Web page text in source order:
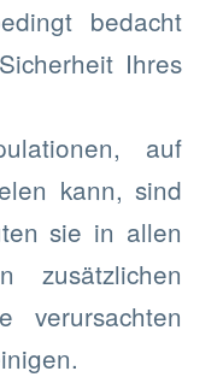
bedacht
Ihres
auf
kann, sind
sie in allen
zusätzlichen
verursachten